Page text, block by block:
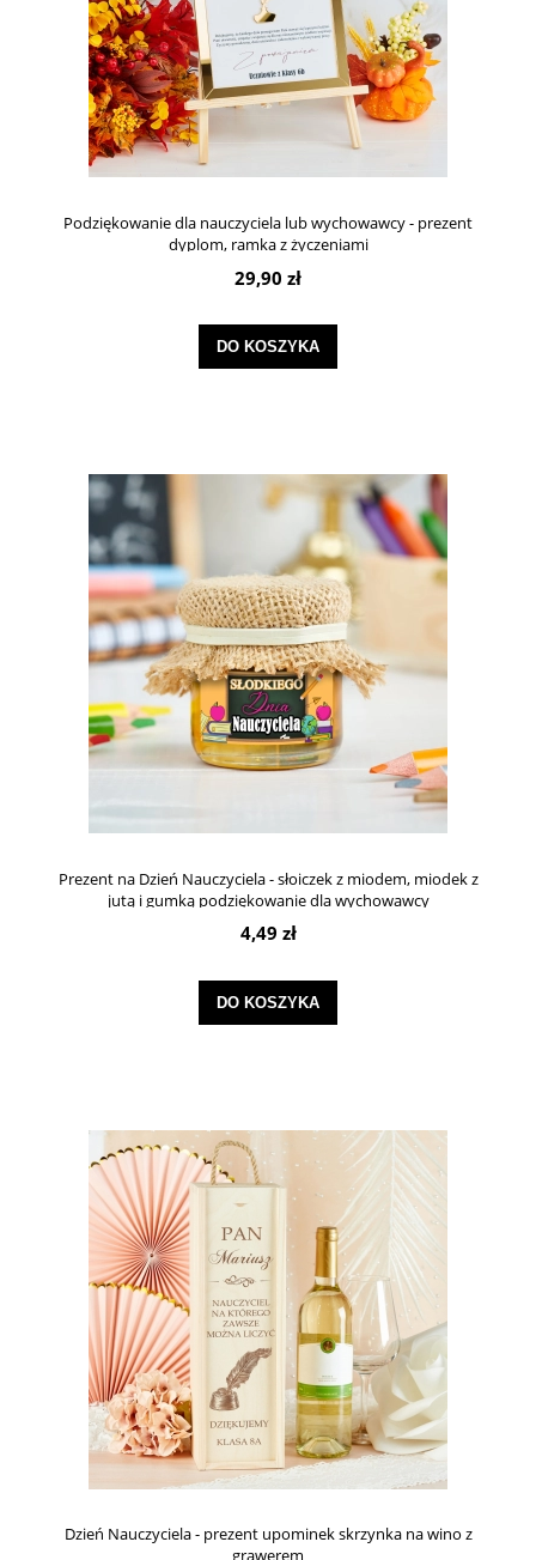
Podziękowanie dla nauczyciela lub wychowawcy - prezent
dyplom, ramka z życzeniami
29,90 zł
DO KOSZYKA
Prezent na Dzień Nauczyciela - słoiczek z miodem, miodek z
jutą i gumką podziękowanie dla wychowawcy
4,49 zł
DO KOSZYKA
Dzień Nauczyciela - prezent upominek skrzynka na wino z
grawerem